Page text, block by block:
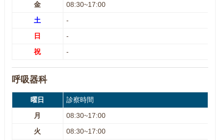
金
08:30~17:00
土
-
日
-
祝
-
呼吸器科
曜日
診察時間
月
08:30~17:00
火
08:30~17:00